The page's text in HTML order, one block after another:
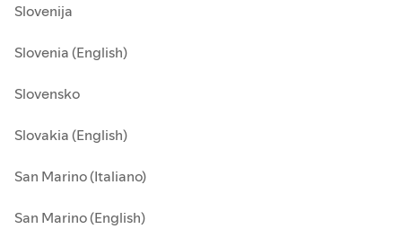
Slovenija
Slovenia (English)
Slovensko
Slovakia (English)
San Marino (Italiano)
San Marino (English)